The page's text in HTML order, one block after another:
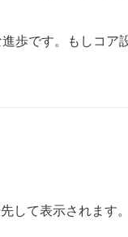
歩です。もしコア
して表示されます。